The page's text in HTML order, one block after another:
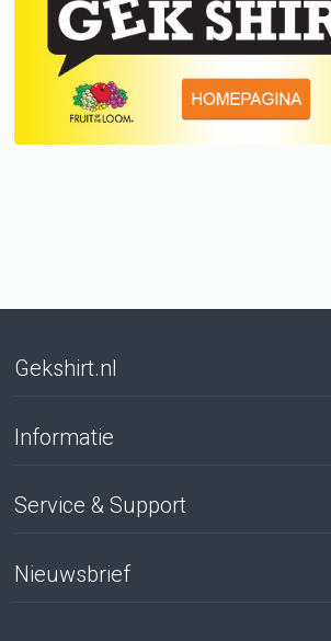
Gekshirt.nl
Informatie
Service & Support
Nieuwsbrief